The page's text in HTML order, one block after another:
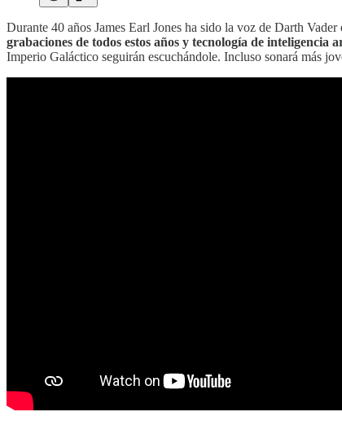
Durante 40 años James Earl Jones ha sido la voz de Darth
grabaciones de todos estos años y tecnología de inteligencia
Imperio Galáctico seguirán escuchándole. Incluso sonará más